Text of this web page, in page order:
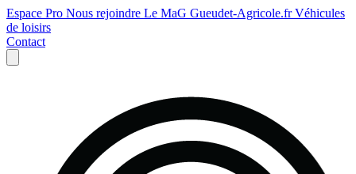
Espace Pro Nous rejoindre Le MaG Gueudet-Agricole.frVéhicules
de loisirs
Contact